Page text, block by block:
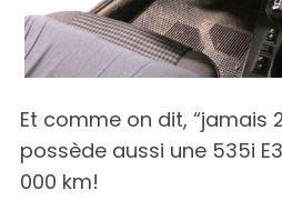
Et comme on dit, “jamais
possède aussi une 535i
000 km!